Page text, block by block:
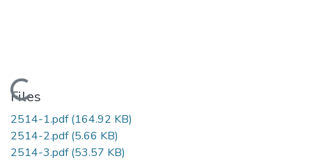
Loading...
Files
2514-1.pdf(164.92 KB)
2514-2.pdf(5.66 KB)
2514-3.pdf(53.57 KB)